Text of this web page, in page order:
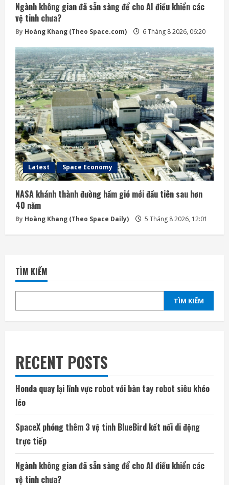
Ngành không gian đã sẵn sàng để cho AI điều khiển các
vệ tinh chưa?
By Hoàng Khang (Theo Space.com) 6 Tháng 8 2026, 06:20
Latest Space Economy
NASA khánh thành đường hầm gió mới đầu tiên sau hơn
40 năm
By Hoàng Khang (Theo Space Daily) 5 Tháng 8 2026, 12:01
TÌM KIẾM
TÌM KIẾM
RECENT POSTS
Honda quay lại lĩnh vực robot với bàn tay robot siêu khéo
léo
SpaceX phóng thêm 3 vệ tinh BlueBird kết nối di động
trực tiếp
Ngành không gian đã sẵn sàng để cho AI điều khiển các
vệ tinh chưa?